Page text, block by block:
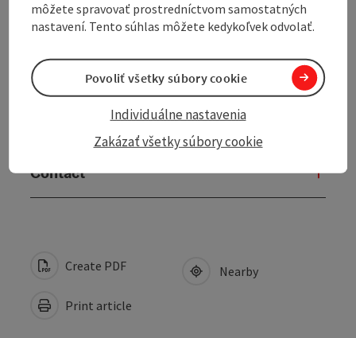
Arrival
Suitability
Accessibility
Contact
Create PDF
Print article
Nearby
môžete spravovať prostredníctvom samostatných
nastavení. Tento súhlas môžete kedykoľvek odvolať.
Zakázať všetky súbory cookie
Individuálne nastavenia
Povoliť všetky súbory cookie